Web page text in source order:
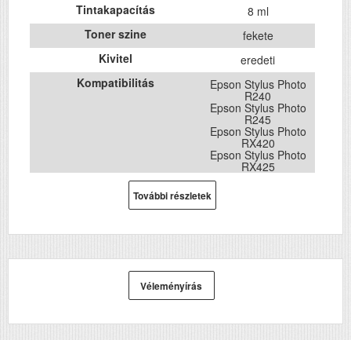
Tintakapacítás
8 ml
Toner szine
fekete
Kivitel
eredeti
Kompatibilitás
Epson Stylus Photo
R240
Epson Stylus Photo
R245
Epson Stylus Photo
RX420
Epson Stylus Photo
RX425
Epson Stylus Photo
További részletek
Véleményírás